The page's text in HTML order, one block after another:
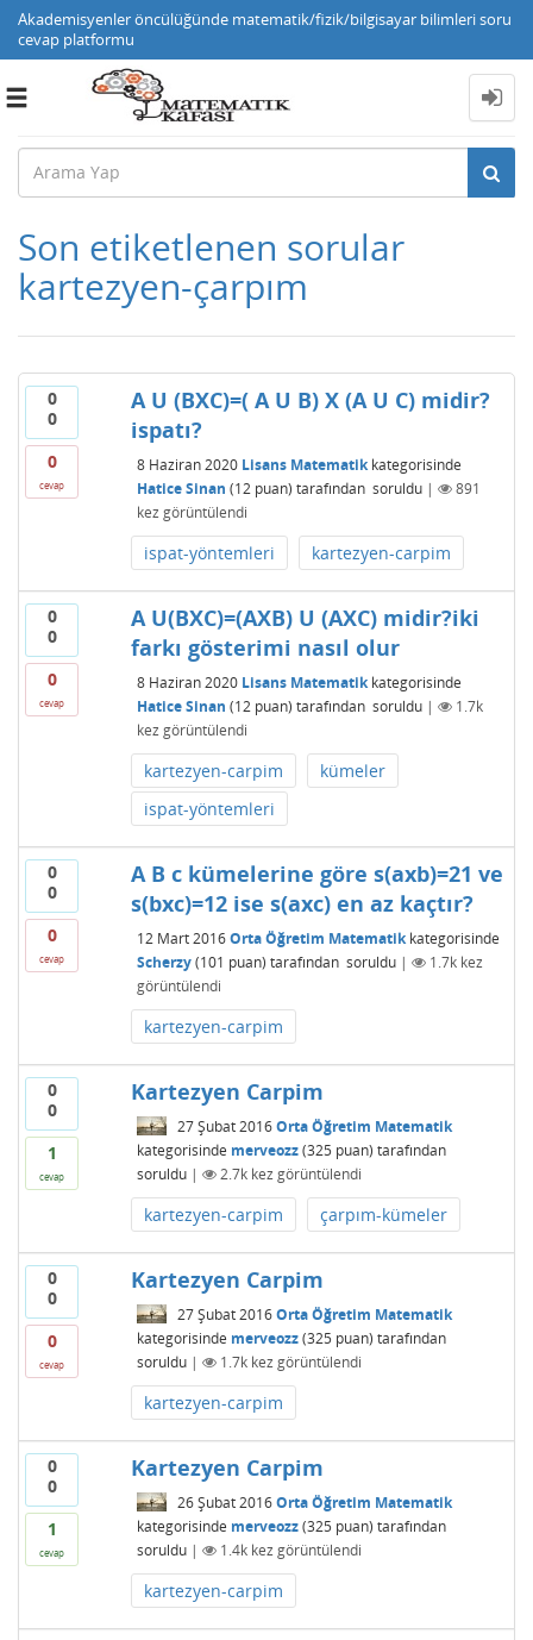
Akademisyenler öncülüğünde matematik/fizik/bilgisayar bilimleri soru
cevap platformu
Toggle
Son etiketlenen sorular
kartezyen-çarpım
0
0
0
cevap
A U (BXC)=( A U B) X (A U C) midir?
ispatı?
8 Haziran 2020 Lisans Matematikkategorisinde
Hatice Sinan (12puan) tarafından soruldu |
891
kez görüntülendi
ispat-yöntemleri kartezyen-carpim
0
0
0
cevap
A U(BXC)=(AXB) U (AXC) midir?iki
farkı gösterimi nasıl olur
8 Haziran 2020 Lisans Matematikkategorisinde
Hatice Sinan (12puan) tarafından soruldu |
1.7k
kez görüntülendi
kartezyen-carpim
kümeler
ispat-yöntemleri
0
0
0
cevap
A B c kümelerine göre s(axb)=21 ve
s(bxc)=12 ise s(axc) en az kaçtır?
12 Mart 2016 Orta Öğretim Matematikkategorisinde
Scherzy (101 puan) tarafından soruldu | 1.7kkez
görüntülendi
kartezyen-carpim
0
0
1
cevap
Kartezyen Carpim
27 Şubat 2016 Orta Öğretim Matematik
kategorisinde merveozz (325 puan) tarafından
soruldu | 2.7kkez görüntülendi
kartezyen-carpim çarpım-kümeler
0
0
0
cevap
Kartezyen Carpim
27 Şubat 2016 Orta Öğretim Matematik
kategorisinde merveozz (325 puan) tarafından
soruldu | 1.7kkez görüntülendi
kartezyen-carpim
0
0
1
cevap
Kartezyen Carpim
26 Şubat 2016 Orta Öğretim Matematik
kategorisinde merveozz (325 puan) tarafından
soruldu | 1.4kkez görüntülendi
kartezyen-carpim